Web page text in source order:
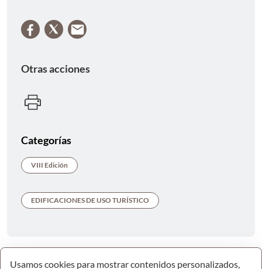
Otras acciones
Categorías
VIII Edición
EDIFICACIONES DE USO TURÍSTICO
Usamos cookies para mostrar contenidos personalizados,